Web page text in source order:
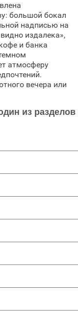
большой бокал
надписью на
издалека»,
и банка
атмосферу
вечера или
из разделов